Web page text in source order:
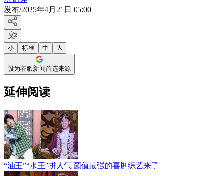
发布/2025年4月21日 05:00
小 标准 中 大
设为谷歌新闻首选来源
延伸阅读
“油王”“水王”拼人气 颜值最强的喜剧综艺来了